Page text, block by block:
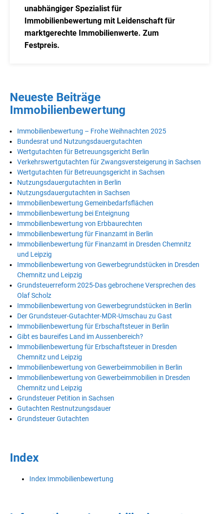
unabhängiger Spezialist für
Immobilienbewertung mit Leidenschaft für
marktgerechte Immobilienwerte. Zum
Festpreis.
Neueste Beiträge
Immobilienbewertung
Immobilienbewertung – Frohe Weihnachten 2025
Bundesrat und Nutzungsdauergutachten
Wertgutachten für Betreuungsgericht Berlin
Verkehrswertgutachten für Zwangsversteigerung in Sachsen
Wertgutachten für Betreuungsgericht in Sachsen
Nutzungsdauergutachten in Berlin
Nutzungsdauergutachten in Sachsen
Immobilienbewertung Gemeinbedarfsflächen
Immobilienbewertung bei Enteignung
Immobilienbewertung von Erbbaurechten
Immobilienbewertung für Finanzamt in Berlin
Immobilienbewertung für Finanzamt in Dresden Chemnitz
und Leipzig
Immobilienbewertung von Gewerbegrundstücken in Dresden
Chemnitz und Leipzig
Grundsteuerreform 2025-Das gebrochene Versprechen des
Olaf Scholz
Immobilienbewertung von Gewerbegrundstücken in Berlin
Der Grundsteuer-Gutachter-MDR-Umschau zu Gast
Immobilienbewertung für Erbschaftsteuer in Berlin
Gibt es baureifes Land im Aussenbereich?
Immobilienbewertung für Erbschaftsteuer in Dresden
Chemnitz und Leipzig
Immobilienbewertung von Gewerbeimmobilien in Berlin
Immobilienbewertung von Gewerbeimmobilien in Dresden
Chemnitz und Leipzig
Grundsteuer Petition in Sachsen
Gutachten Restnutzungsdauer
Grundsteuer Gutachten
Index
Index Immobilienbewertung